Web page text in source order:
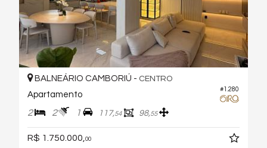
#1.280
BALNEÁRIO CAMBORIÚ - CENTRO
Apartamento
2 2 1 117,54 98,55
R$ 1.750.000,00